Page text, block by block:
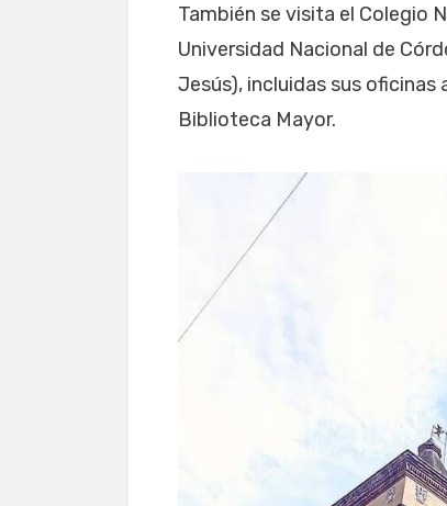
También se visita el Colegio
Universidad Nacional de
Jesús), incluidas sus oficinas
Biblioteca Mayor.